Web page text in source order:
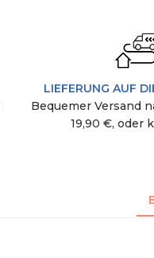
LIEFERUNG AUF
Bequemer Versand
19,90 €, oder